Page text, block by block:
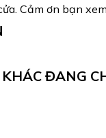
Cảm ơn bạn
ĐANG